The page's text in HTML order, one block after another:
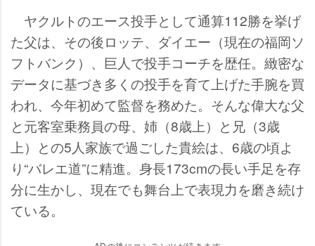
ヤクルトのエース投手として通算112勝を挙げ
た父は、その後ロッテ、ダイエー（現在の福岡ソ
フトバンク）、巨人で投手コーチを歴任。緻密な
データに基づき多くの投手を育て上げた手腕を買
われ、今年初めて監督を務めた。そんな偉大な父
と元客室乗務員の母、姉（8歳上）と兄（3歳
上）との5人家族で過ごした貴絵は、6歳の頃よ
り“バレエ道”に精進。身長173cmの長い手足を存
分に生かし、現在でも舞台上で表現力を磨き続け
ている。